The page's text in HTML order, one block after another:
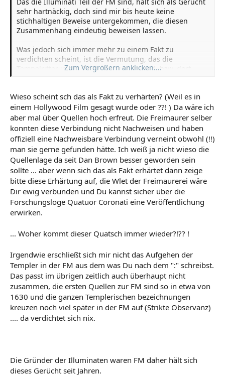
sehr hartnäckig, doch sind mir bis heute keine
stichhaltigen Beweise untergekommen, die diesen
Zusammenhang eindeutig beweisen lassen.
Was jedoch sich immer mehr zu einem Fakt zu
verdichten scheint, ist die Vermutung, das die
Tempelritter in die FM aufgegangen sind, bzw. dort
Punkte, die auch Dan Brown Anspricht etwas
beleuchten:
Zum Vergrößern anklicken....
Wieso scheint sch das als Fakt zu verhärten? (Weil es in
einem Hollywood Film gesagt wurde oder ??! ) Da wäre ich
aber mal über Quellen hoch erfreut. Die Freimaurer selber
konnten diese Verbindung nicht Nachweisen und haben
offiziell eine Nachweisbare Verbindung verneint obwohl (!!)
man sie gerne gefunden hätte. Ich weiß ja nicht wieso die
Quellenlage da seit Dan Brown besser geworden sein
sollte ... aber wenn sich das als Fakt erhärtet dann zeige
bitte diese Erhärtung auf, die Wlet der Freimaurerei wäre
Dir ewig verbunden und Du kannst sicher über die
Forschungsloge Quatuor Coronati eine Veröffentlichung
erwirken.
... Woher kommt dieser Quatsch immer wieder?!?? !
Irgendwie erschließt sich mir nicht das Aufgehen der
Templer in der FM aus dem was Du nach dem ":" schreibst.
Das passt im übrigen zeitlich auch überhaupt nicht
zusammen, die ersten Quellen zur FM sind so in etwa von
1630 und die ganzen Templerischen bezeichnungen
kreuzen noch viel später in der FM auf (Strikte Observanz)
.... da verdichtet sich nix.
Die Gründer der Illuminaten waren FM daher hält sich
dieses Gerücht seit Jahren.